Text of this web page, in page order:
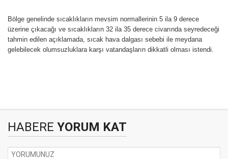
Bölge genelinde sıcaklıkların mevsim normallerinin 5 ila 9 derece
üzerine çıkacağı ve sıcaklıkların 32 ila 35 derece civarında seyredeceği
tahmin edilen açıklamada, sıcak hava dalgası sebebi ile meydana
gelebilecek olumsuzluklara karşı vatandaşların dikkatli olması istendi.
HABERE YORUM KAT